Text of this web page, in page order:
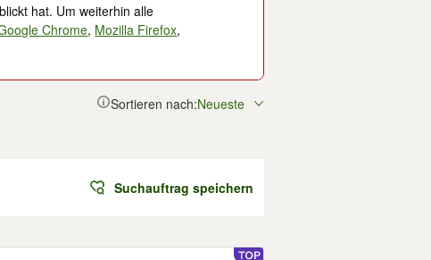
hat. Um weiterhin alle
Chrome, Mozilla Firefox,
Sortieren nach:Neueste
Suchauftrag speichern